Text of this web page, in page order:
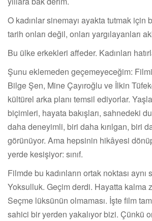
O kadınlar sinemayı ayakta tutmak için
tarih onları değil, onları yargılayanları
Bu ülke erkekleri affeder. Kadınları
Şunu eklemeden geçemeyeceğim:
Bilge Şen, Mine Çayıroğlu ve İlkin
kültürel arka planı temsil ediyorlar.
biçimleri, hayata bakışları, sahnedeki
daha deneyimli, biri daha kırılgan, biri
görünüyor. Ama hepsinin hikâyesi
yerde kesişiyor: sınıf.
Filmde bu kadınların ortak noktası aynı
Yoksulluk. Geçim derdi. Hayatta kalma
Seçme lüksünün olmaması. İşte film
sahici bir yerden yakalıyor bizi. Çünkü